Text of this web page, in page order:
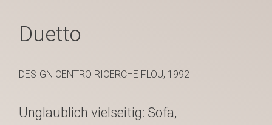
Duetto
DESIGN CENTRO RICERCHE FLOU, 1992
Unglaublich vielseitig: Sofa,